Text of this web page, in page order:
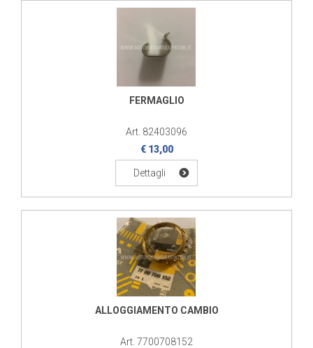
FERMAGLIO
Art. 82403096
€ 13,00
Dettagli
ALLOGGIAMENTO CAMBIO
Art. 7700708152